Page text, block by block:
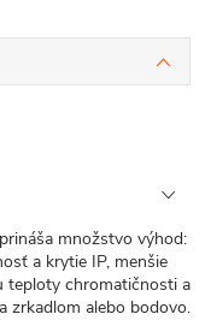
množstvo výhod:
a krytie IP, menšie
teploty chromatičnosti a
zrkadlom alebo bodovo.